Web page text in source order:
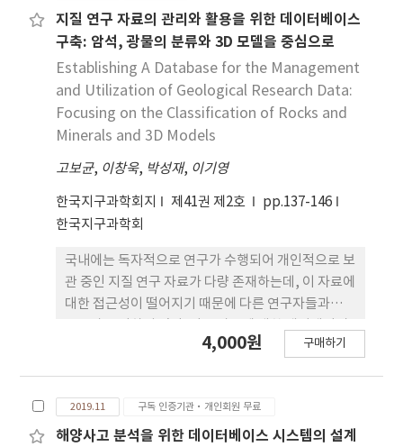
velocity and accelerogram data for events
over ML 3.0 observed between 2003 and 2019
administered by the Korea Meteorological
Administration. The final flat file contains
10,795 ground motion data items for 141
events. Although this study focuses mainly on
organizing earthquake ground-motion
thought that the study will contribute to
reducing uncertainty in evaluating seismic
hazard in the Korean Peninsula if detailed
information about epicenters and stations is
supplemented in the future.
이 아닌 해양플랜트 내에 온보드(on-board) 형태의
장비 성능 모니터링 시스템을 구축할 필요가 있다. 본
논문에서는 해양플랜트 내에서 장비 성능을 평가하고
그 결과를 가시화하는 장비 성능 모니터링 시스템을
개발하기 위한 초기 단계로, 장비 성능 모니터링 시스
템의 데이터베이스를 설계 및 구축하고자 한다. 이를
행하였다. 최종적으로 장비 상태를 실시간으로 계측
해 온보드 형태의 장비 성능 모니터링 시스템을 위한
데이터베이스를 설계 및 구축 하였다.
지질 연구 자료의 관리와 활용을 위한 데이터베이스
구축: 암석, 광물의 분류와 3D 모델을 중심으로
Establishing A Database for the Management
and Utilization of Geological Research Data:
Focusing on the Classification of Rocks and
Minerals and 3D Models
고보균, 이창욱, 박성재, 이기영
한국지구과학회지 제41권 제2호
pp.137-146
한국지구과학회
국내에는 독자적으로 연구가 수행되어 개인적으로 보
관 중인 지질 연구 자료가 다량 존재하는데, 이 자료에
대한 접근성이 떨어지기 때문에 다른 연구자들과의
를 체계적으로 구축하고 총괄적으로 관리하여 이 자
다. 국내에서 연구된 약 1000여개의 지질 시료(900여
개의 암석과 화석 시료, 100여개의 박편 시 료)를 수
4,000원 구매하기
2019.11 구독 인증기관·개인회원 무료
해양사고 분석을 위한 데이터베이스 시스템의 설계